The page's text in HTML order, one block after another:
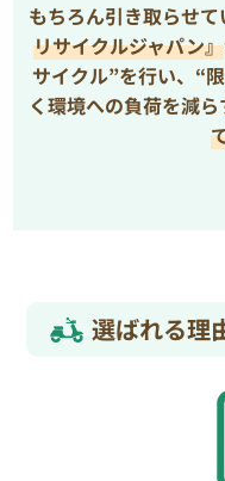
もちろん引き取らせ
リサイクルジャパン』
サイクル”を行い、 “
く環境への負荷を減ら
選ばれる理